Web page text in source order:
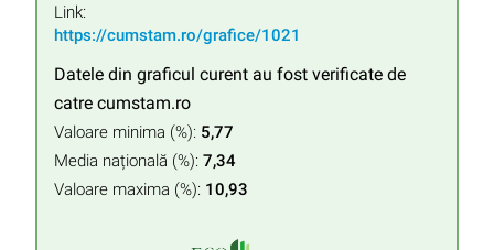
Link:
https://cumstam.ro/grafice/1021
Datele din graficul curent au fost verificate de
catre cumstam.ro
Valoare minima (%): 5,77
Media națională (%): 7,34
Valoare maxima (%): 10,93